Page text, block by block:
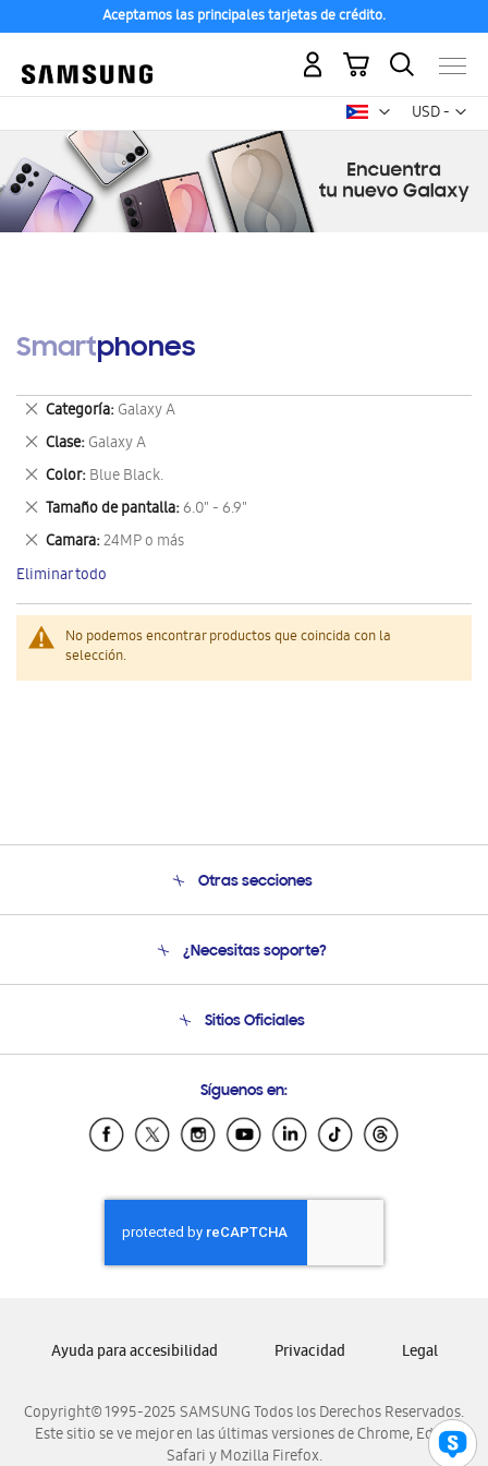
Aceptamos las principales tarjetas de crédito.
USD -
dólar
Mi carrito
Smartphones
No podemos encontrar productos que coincida con la
selección.
Categoría Galaxy A
Eliminar
este
artículo
Clase Galaxy A
Eliminar
este
artículo
Color Blue Black.
Eliminar
este
artículo
Tamaño de pantalla 6.0" - 6.9"
Eliminar
este
artículo
Camara 24MP o más
Eliminar
este
artículo
Eliminar todo
Otras secciones
Soporte
Condiciones de Compra
¿Necesitas soporte?
Soporte vía eMail
Sitios Oficiales
Samsung Ecuador
Samsung El Salvador
Samsung Honduras
Samsung Nicaragua
Samsung Panamá
Samsung Venezuela
Síguenos en:
Copyright© 1995-2025 SAMSUNG Todos los Derechos Reservados.
Este sitio se ve mejor en las últimas versiones de Chrome, Edge,
Safari y Mozilla Firefox.
Ayuda para accesibilidad Privacidad Legal